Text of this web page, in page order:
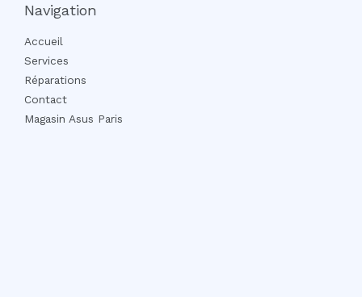
Navigation
Accueil
Services
Réparations
Contact
Magasin Asus Paris